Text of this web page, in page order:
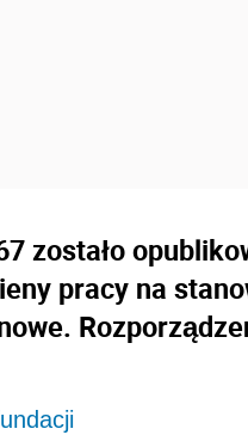
zostało
pracy na